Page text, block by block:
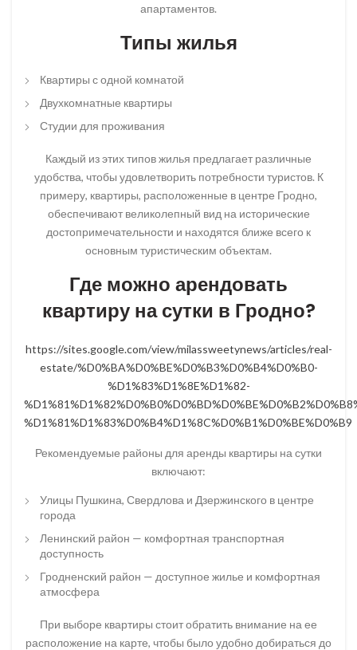
апартаментов.
Типы жилья
Квартиры с одной комнатой
Двухкомнатные квартиры
Студии для проживания
Каждый из этих типов жилья предлагает различные
удобства, чтобы удовлетворить потребности туристов. К
примеру, квартиры, расположенные в центре Гродно,
обеспечивают великолепный вид на исторические
достопримечательности и находятся ближе всего к
основным туристическим объектам.
Где можно арендовать
квартиру на сутки в Гродно?
https://sites.google.com/view/milassweetynews/articles/real-
estate/%D0%BA%D0%BE%D0%B3%D0%B4%D0%B0-
%D1%83%D1%8E%D1%82-
%D1%81%D1%83%D0%B4%D1%8C%D0%B1%D0%BE%D0%B9
Рекомендуемые районы для аренды квартиры на сутки
включают:
Улицы Пушкина, Свердлова и Дзержинского в центре
города
Ленинский район — комфортная транспортная
доступность
Гродненский район — доступное жилье и комфортная
атмосфера
При выборе квартиры стоит обратить внимание на ее
расположение на карте, чтобы было удобно добираться до